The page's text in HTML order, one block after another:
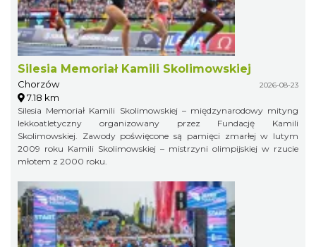
Silesia Memoriał Kamili Skolimowskiej
Chorzów 2026-08-23
7.18 km
Silesia Memoriał Kamili Skolimowskiej – międzynarodowy mityng
lekkoatletyczny organizowany przez Fundację Kamili
Skolimowskiej. Zawody poświęcone są pamięci zmarłej w lutym
2009 roku Kamili Skolimowskiej – mistrzyni olimpijskiej w rzucie
młotem z 2000 roku.